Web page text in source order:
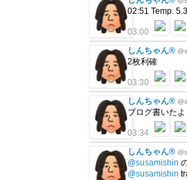
02:51 Temp.
03:00
しんちゃん®
2枚利確
03:30
しんちゃん®
ブログ書いた
03:34
しんちゃん®
@susamishin
@susamishin